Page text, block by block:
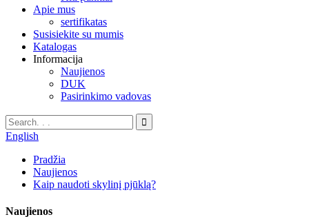
Apie mus
sertifikatas
Susisiekite su mumis
Katalogas
Informacija
Naujienos
DUK
Pasirinkimo vadovas
English
Pradžia
Naujienos
Kaip naudoti skylinį pjūklą?
Naujienos